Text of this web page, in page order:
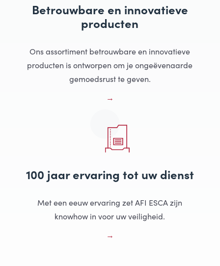
Betrouwbare en innovatieve
producten
Ons assortiment betrouwbare en innovatieve
producten is ontworpen om je ongeëvenaarde
gemoedsrust te geven.
100 jaar ervaring tot uw dienst
Met een eeuw ervaring zet AFI ESCA zijn
knowhow in voor uw veiligheid.